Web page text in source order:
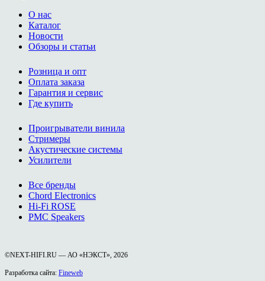
О нас
Каталог
Новости
Обзоры и статьи
Розница и опт
Оплата заказа
Гарантия и сервис
Где купить
Проигрыватели винила
Стримеры
Акустические системы
Усилители
Все бренды
Chord Electronics
Hi-Fi ROSE
PMC Speakers
©NEXT-HIFI.RU — АО «НЭКСТ», 2026
Разработка сайта: Fineweb